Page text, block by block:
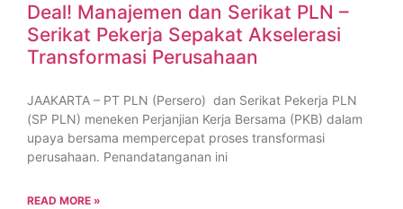
Deal! Manajemen dan Serikat PLN –
Serikat Pekerja Sepakat Akselerasi
Transformasi Perusahaan
JAAKARTA – PT PLN (Persero) dan Serikat Pekerja PLN
(SP PLN) meneken Perjanjian Kerja Bersama (PKB) dalam
upaya bersama mempercepat proses transformasi
perusahaan. Penandatanganan ini
READ MORE »